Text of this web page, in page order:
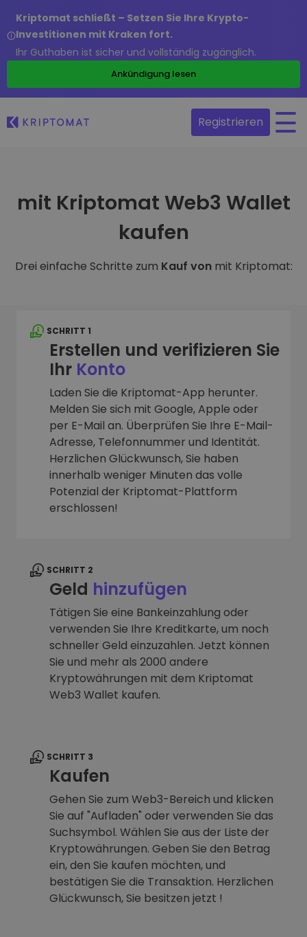
Kriptomat schließt – Setzen Sie Ihre Krypto-
Investitionen mit Kraken fort.
Ihr Guthaben ist sicher und vollständig zugänglich.
Ankündigung lesen
Registrieren
mit Kriptomat Web3 Wallet
kaufen
Drei einfache Schritte zum Kauf von mit Kriptomat:
SCHRITT 1
Erstellen und verifizieren Sie
Ihr Konto
Laden Sie die Kriptomat-App herunter.
Melden Sie sich mit Google, Apple oder
per E-Mail an. Überprüfen Sie Ihre E-Mail-
Adresse, Telefonnummer und Identität.
Herzlichen Glückwunsch, Sie haben
innerhalb weniger Minuten das volle
Potenzial der Kriptomat-Plattform
erschlossen!
SCHRITT 2
Geld hinzufügen
Tätigen Sie eine Bankeinzahlung oder
verwenden Sie Ihre Kreditkarte, um noch
schneller Geld einzuzahlen. Jetzt können
Sie und mehr als 2000 andere
Kryptowährungen mit dem Kriptomat
Web3 Wallet kaufen.
SCHRITT 3
Kaufen
Gehen Sie zum Web3-Bereich und klicken
Sie auf "Aufladen" oder verwenden Sie das
Suchsymbol. Wählen Sie aus der Liste der
Kryptowährungen. Geben Sie den Betrag
ein, den Sie kaufen möchten, und
bestätigen Sie die Transaktion. Herzlichen
Glückwunsch, Sie besitzen jetzt !